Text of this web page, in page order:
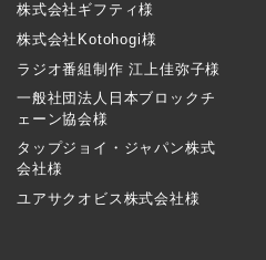
株式会社ギフティ様
株式会社Kotohogi様
ラジオ番組制作 江上佳弥子様
一般社団法人日本ブロックチ
ェーン協会様
タップジョイ・ジャパン株式
会社様
ユアサクオビス株式会社様